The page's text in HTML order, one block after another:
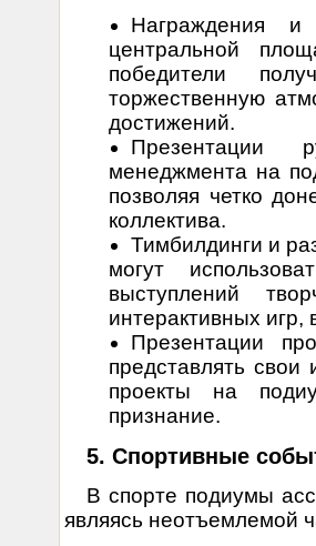
Награждения и
центральной
победители
торжественную
достижений.
Презентации
менеджмента на
позволяя четко
коллектива.
Тимбилдинги и
могут
выступлений
интерактивных игр,
Презентации
представлять
проекты на
признание.
5. Спортивные
В спорте подиумы
являясь неотъемлемой